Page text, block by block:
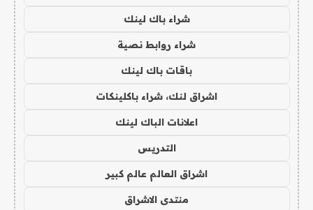
شراء باك لينك
شراء روابط نصية
باقات باك لينك
اشراق لنك، شراء باكلينكات
اعلانات الباك لينك
التدريس
اشراق العالم عالم كبير
منتدى الاشراق